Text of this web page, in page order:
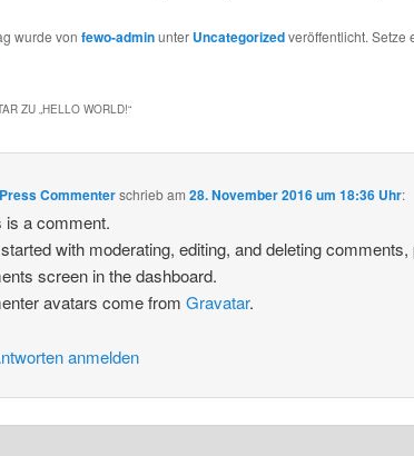
wurde von fewo-adminunter Uncategorizedveröffentlicht. Setze
ZU „HELLO WORLD!“
Commenterschriebam28. November 2016 um 18:36 Uhr:
is a comment.
with moderating, editing, and deleting
screen in the dashboard.
avatars come fromGravatar.
anmelden